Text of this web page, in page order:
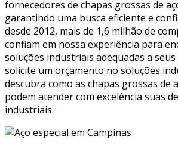
fornecedores de chapas grossas de
garantindo uma busca eficiente e
desde 2012, mais de 1,6 milhão de
confiam em nossa experiência para
soluções industriais adequadas a
solicite um orçamento no soluções
descubra como as chapas grossas de
podem atender com excelência suas
industriais.